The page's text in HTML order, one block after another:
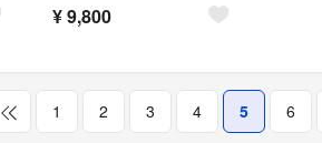
¥9,800
1 2 3 4 5 6